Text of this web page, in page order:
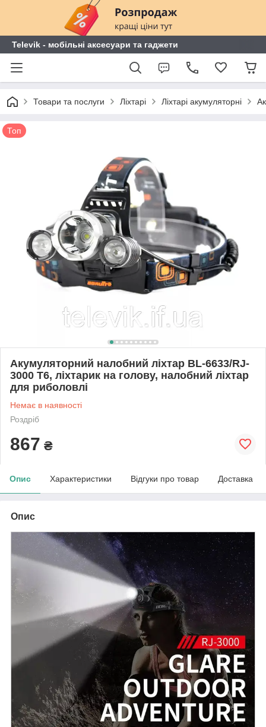
Televik - мобільні аксесуари та гаджети
Товари та послуги Ліхтарі Ліхтарі акумуляторні
Топ
Акумуляторний налобний ліхтар BL-6633/RJ-
3000 T6, ліхтарик на голову, налобний ліхтар
для риболовлі
Немає в наявності
Роздріб
867 ₴
Опис Характеристики Відгуки про товар Доставка
Опис